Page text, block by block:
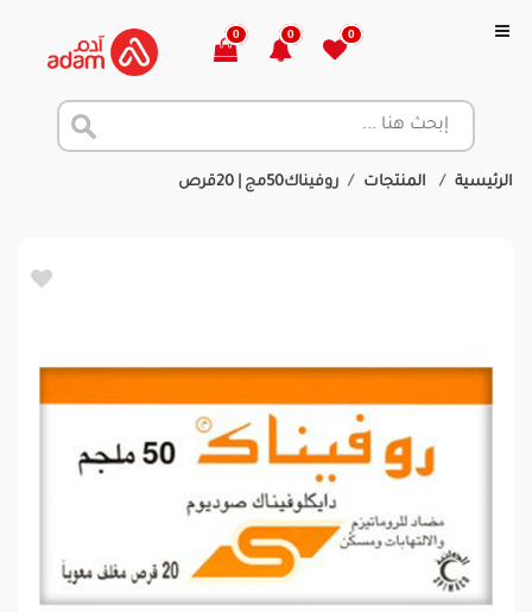
0
0
0
الرئيسية المنتجات روفيناك50مج | 20قرص